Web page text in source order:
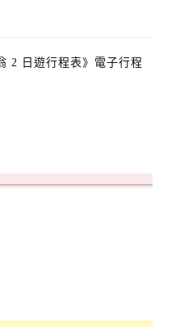
2 日遊行程表》電子行程